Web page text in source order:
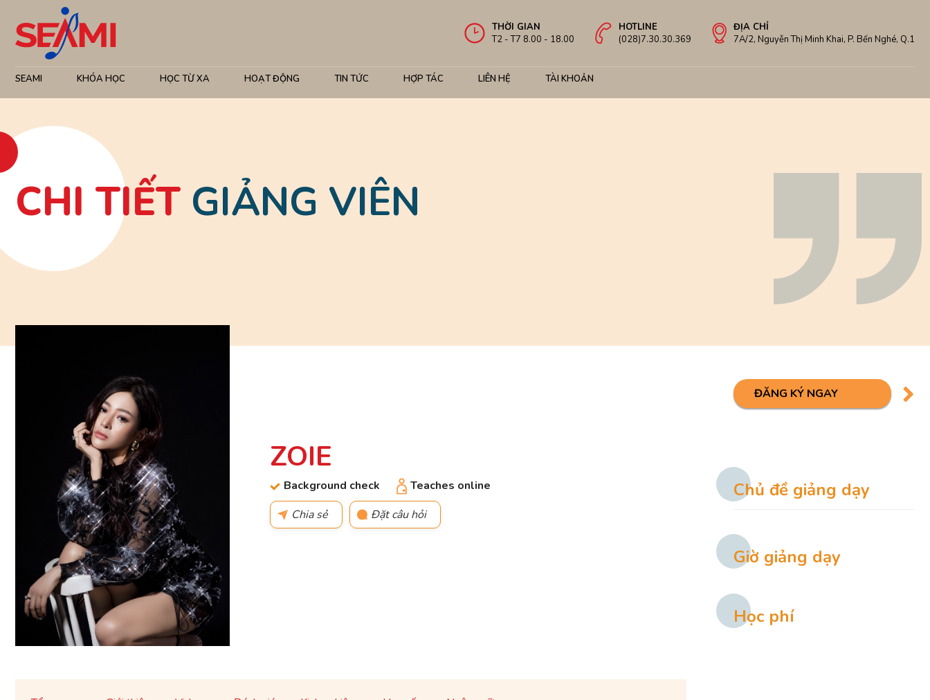
THỜI GIAN
T2 - T7 8.00 - 18.00
HOTLINE
(028)7.30.30.369
ĐỊA CHỈ
7A/2, Nguyễn Thị Minh Khai, P. Bến Nghé, Q.1
SEAMI KHÓA HỌC HỌC TỪ XA HOẠT ĐỘNG TIN TỨC HỢP TÁC LIÊN HỆ TÀI KHOẢN
CHI TIẾT GIẢNG VIÊN
ZOIE
Background check
Teaches online
Chia sẻ
Đặt câu hỏi
ĐĂNG KÝ NGAY
Chủ đề giảng dạy
Giờ giảng dạy
Học phí